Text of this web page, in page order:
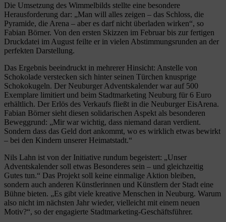
Die Umsetzung des Wimmelbilds stellte eine besondere
Herausforderung dar: „Man will alles zeigen – das Schloss, die
Pyramide, die Arena – aber es darf nicht überladen wirken“, so
Fabian Börner. Von den ersten Skizzen im Februar bis zur fertigen
Druckdatei im August feilte er in vielen Abstimmungsrunden an der
perfekten Darstellung.
Das Ergebnis beeindruckt in mehrerer Hinsicht: Anstelle von
Schokolade verstecken sich hinter seinen Türchen knusprige
Schokokugeln. Der Neuburger Adventskalender war auf 500
Exemplare limitiert und beim Stadtmarketing Neuburg für 6 Euro
erhältlich. Der Erlös des Verkaufs fließt in die Neuburger EisArena.
Fabian Börner sieht diesen solidarischen Aspekt als besonderen
Beweggrund: „Mir war wichtig, dass niemand daran verdient.
Sondern dass das Geld dort ankommt, wo es wirklich etwas bewirkt
– bei den Kindern unserer Heimatstadt.“
Nils Lahn ist von der Initiative rundum begeistert: „Unser
Adventskalender soll etwas Besonderes sein – und gleichzeitig
Gutes tun.“ Das Projekt soll keine einmalige Aktion bleiben,
sondern auch anderen Künstlerinnen und Künstlern der Stadt eine
Bühne bieten. „Es gibt viele kreative Menschen in Neuburg. Warum
also nicht im nächsten Jahr wieder, vielleicht mit einem neuen
Motiv?“, so der engagierte Stadtmarketing-Geschäftsführer.